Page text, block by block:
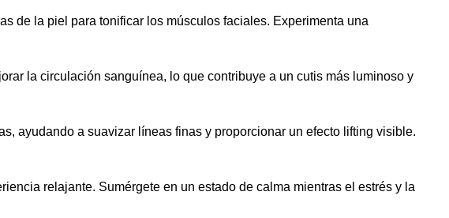
de la piel para tonificar los músculos faciales. Experimenta una
la circulación sanguínea, lo que contribuye a un cutis más luminoso y
ayudando a suavizar líneas finas y proporcionar un efecto lifting visible.
relajante. Sumérgete en un estado de calma mientras el estrés y la